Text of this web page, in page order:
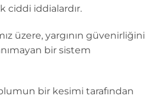
ciddi iddialardır.
üzere, yargının güvenirliğini
bir sistem
bir kesimi tarafından